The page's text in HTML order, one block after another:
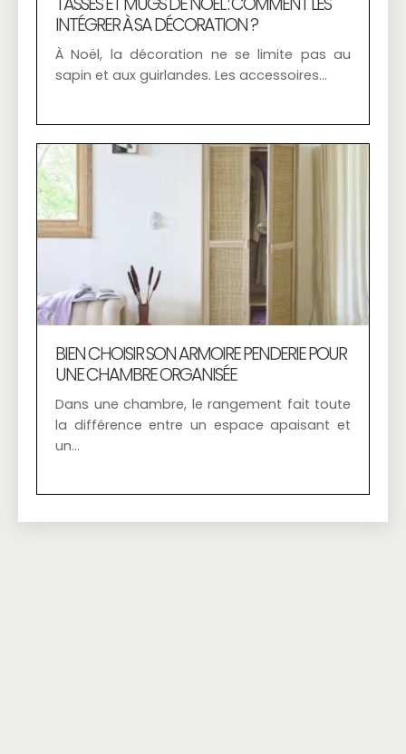
INTÉGRER À SA DÉCORATION ?
À Noël, la décoration ne se limite pas au
sapin et aux guirlandes. Les accessoires…
BIEN CHOISIR SON ARMOIRE PENDERIE POUR
UNE CHAMBRE ORGANISÉE
Dans une chambre, le rangement fait toute
la différence entre un espace apaisant et
un…